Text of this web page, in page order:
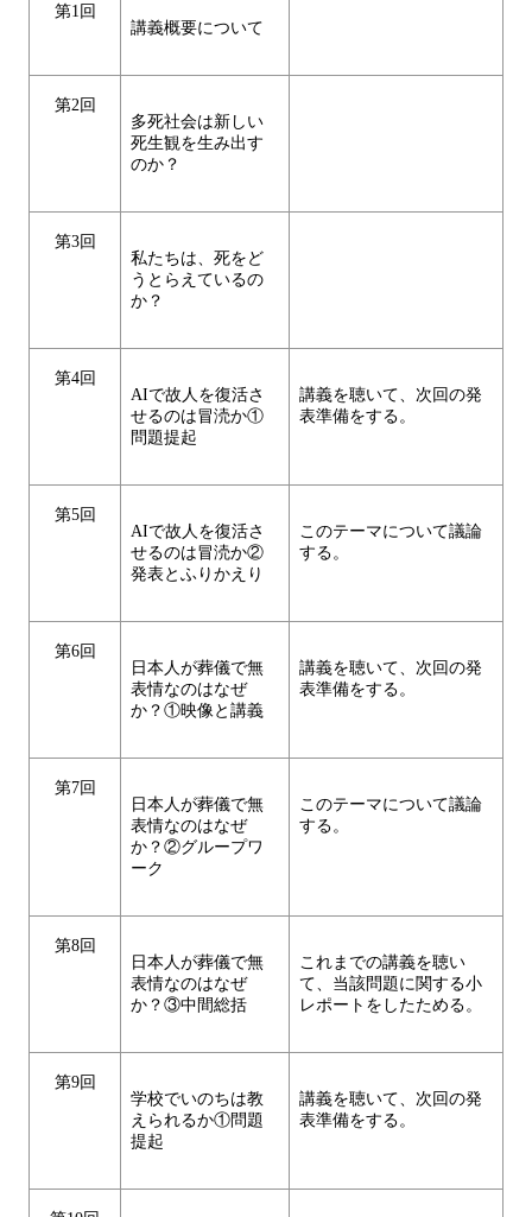
第1回
講義概要について
第2回
多死社会は新しい
死生観を生み出す
のか？
第3回
私たちは、死をど
うとらえているの
か？
第4回
AIで故人を復活さ
せるのは冒涜か①
問題提起
講義を聴いて、次回の発
表準備をする。
第5回
AIで故人を復活さ
せるのは冒涜か②
発表とふりかえり
このテーマについて議論
する。
第6回
日本人が葬儀で無
表情なのはなぜ
か？①映像と講義
講義を聴いて、次回の発
表準備をする。
第7回
日本人が葬儀で無
表情なのはなぜ
か？②グループワ
ーク
このテーマについて議論
する。
第8回
日本人が葬儀で無
表情なのはなぜ
か？③中間総括
これまでの講義を聴い
て、当該問題に関する小
レポートをしたためる。
第9回
学校でいのちは教
えられるか①問題
提起
講義を聴いて、次回の発
表準備をする。